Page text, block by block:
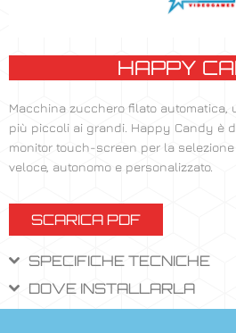
HAPPY
Macchina zucchero filato automatica,
più piccoli ai grandi. Happy Candy è
monitor touch-screen per la
veloce, autonomo e personalizzato.
SCARICA PDF
SPECIFICHE TECNICHE
DOVE INSTALLARLA